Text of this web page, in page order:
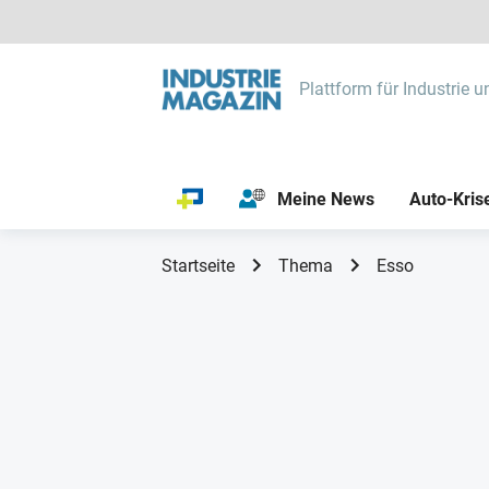
Plattform für Industrie
Meine News Auto-
Startseite Thema Esso